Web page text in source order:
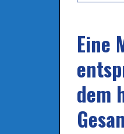
Eine
dem